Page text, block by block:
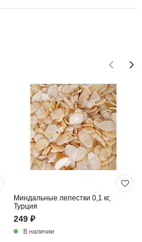
Миндальные лепестки 0,1 кг,
Турция
249 ₽
В наличии